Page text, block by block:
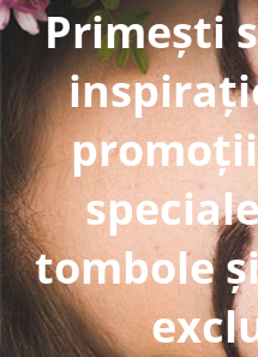
Primești
tombole